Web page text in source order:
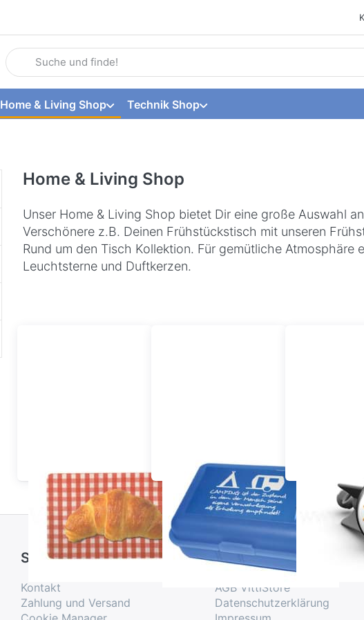
Geben Sie einen Suchbegriff ein. Während Sie tippen, erscheinen
Home & Living Shop Technik Shop
Home & Living Shop
Unser Home & Living Shop bietet Dir eine große Auswahl
Verschönere z.B. Deinen Frühstückstisch mit unseren
Rund um den Tisch Kollektion. Für gemütliche Atmosphäre
Leuchtsterne und Duftkerzen.
Pausenbox
Service
Kontakt
Zahlung und Versand
Firma
AGB VittiStore
Datenschutzerklärung